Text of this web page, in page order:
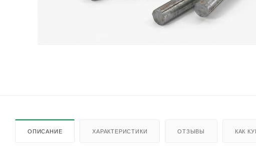
ОПИСАНИЕ ХАРАКТЕРИСТИКИ ОТЗЫВЫ КАК